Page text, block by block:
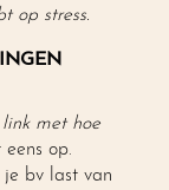
op stress.
met hoe
op.
je bv last van